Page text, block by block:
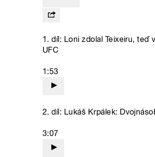
1. díl: Loni zdolal Teixeiru, teď
UFC
1:53
2. díl: Lukáš Krpálek:
3:07